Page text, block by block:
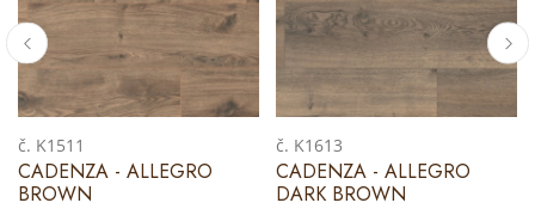
č. K1511
CADENZA - ALLEGRO
BROWN
č. K1613
CADENZA - ALLEGRO
DARK BROWN